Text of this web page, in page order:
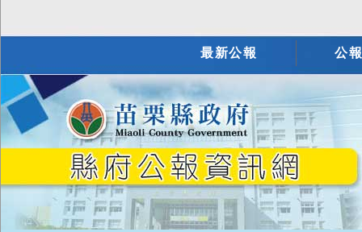
最新公報 公